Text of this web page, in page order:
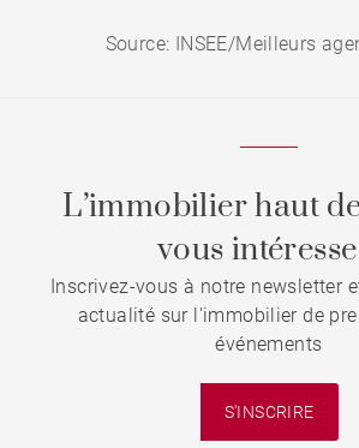
Source: INSEE/Meilleurs
L’immobilier haut
vous
Inscrivez-vous à notre newsletter
actualité sur l'immobilier de
événements
S'INSCRIRE